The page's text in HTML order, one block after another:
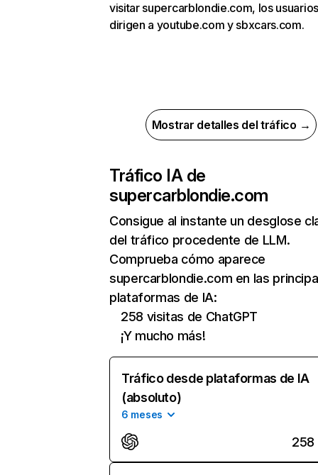
visitar supercarblondie.com, los
dirigen a youtube.com y sbxcars.com.
Mostrar detalles del tráfico →
Tráfico IA de
supercarblondie.com
Consigue al instante un desglose
del tráfico procedente de LLM.
Comprueba cómo aparece
supercarblondie.com en las
plataformas de IA:
258 visitas de ChatGPT
¡Y mucho más!
Tráfico desde plataformas de IA
(absoluto)
6 meses
258